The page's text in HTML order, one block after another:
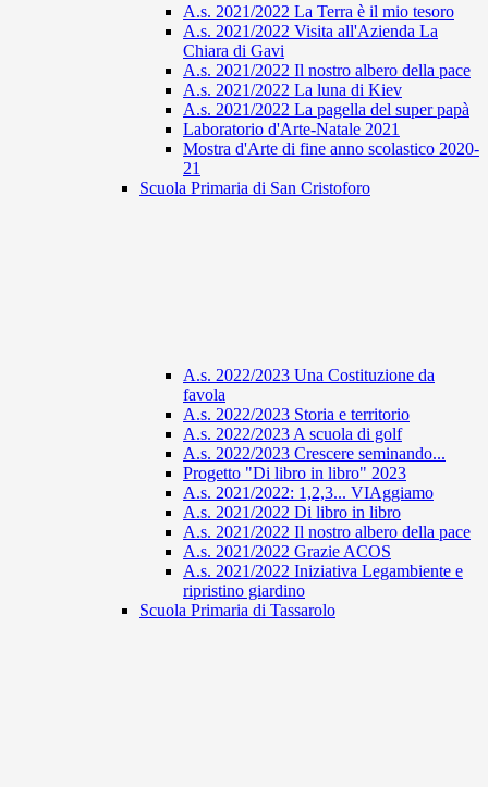
A.s. 2021/2022 La Terra è il mio tesoro
A.s. 2021/2022 Visita all'Azienda La
Chiara di Gavi
A.s. 2021/2022 Il nostro albero della pace
A.s. 2021/2022 La luna di Kiev
A.s. 2021/2022 La pagella del super papà
Laboratorio d'Arte-Natale 2021
Mostra d'Arte di fine anno scolastico 2020-
21
Scuola Primaria di San Cristoforo
A.s. 2022/2023 Una Costituzione da
favola
A.s. 2022/2023 Storia e territorio
A.s. 2022/2023 A scuola di golf
A.s. 2022/2023 Crescere seminando...
Progetto "Di libro in libro" 2023
A.s. 2021/2022: 1,2,3... VIAggiamo
A.s. 2021/2022 Di libro in libro
A.s. 2021/2022 Il nostro albero della pace
A.s. 2021/2022 Grazie ACOS
A.s. 2021/2022 Iniziativa Legambiente e
ripristino giardino
Scuola Primaria di Tassarolo